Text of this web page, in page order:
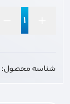
عدد
شناسه محصول: